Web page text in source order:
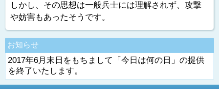
しかし、その思想は一般兵士には理解されず、攻撃
や妨害もあったそうです。
お知らせ
2017年6月末日をもちまして「今日は何の日」の提供
を終了いたします。